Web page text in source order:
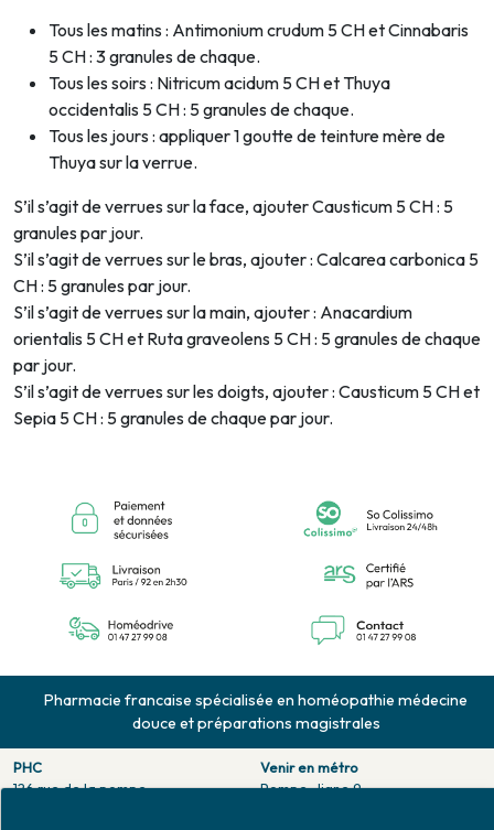
Tous les matins : Antimonium crudum 5 CH et Cinnabaris
5 CH : 3 granules de chaque.
Tous les soirs : Nitricum acidum 5 CH et Thuya
occidentalis 5 CH : 5 granules de chaque.
Tous les jours : appliquer 1 goutte de teinture mère de
Thuya sur la verrue.
S’il s’agit de verrues sur la face, ajouter Causticum 5 CH : 5
granules par jour.
S’il s’agit de verrues sur le bras, ajouter : Calcarea carbonica 5
CH : 5 granules par jour.
S’il s’agit de verrues sur la main, ajouter : Anacardium
orientalis 5 CH et Ruta graveolens 5 CH : 5 granules de chaque
par jour.
S’il s’agit de verrues sur les doigts, ajouter : Causticum 5 CH et
Sepia 5 CH : 5 granules de chaque par jour.
Pharmacie francaise spécialisée en homéopathie médecine
douce et préparations magistrales
PHC
126 rue de la pompe
Venir en métro
Pompe : ligne 9.